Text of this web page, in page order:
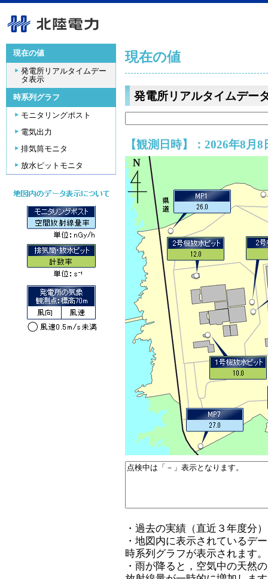
現在の値
発電所リアルタイムデー
タ表示
時系列グラフ
モニタリングポスト
電気出力
排気筒モニタ
放水ピットモニタ
現在の値
発電所リアルタイムデー
【観測日時】：2026年8月
・過去の実績（直近３年度分
・地図内に表示されているデ
時系列グラフが表示されます。
・雨が降ると，空気中の天然